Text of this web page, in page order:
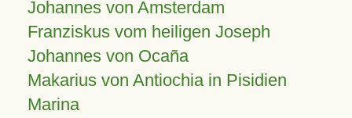
Johannes von Amsterdam
Franziskus vom heiligen Joseph
Johannes von Ocaña
Makarius von Antiochia in Pisidien
Marina